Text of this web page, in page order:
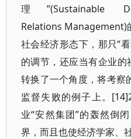
理”(Sustainable
Relations Management)
社会经济形态下，那只“
的调节，还应当有企业
转换了一个角度，将考察
监督失败的例子上。
业“安然集团”的轰然倒
界，而且也使经济学家、